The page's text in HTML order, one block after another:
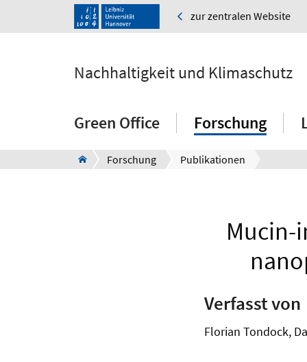
zur zentralen Website
Nachhaltigkeit und Klimaschutz
Green Office Forschung
Forschung Publikationen
Mucin-
Verfasst von
Florian Tondock,